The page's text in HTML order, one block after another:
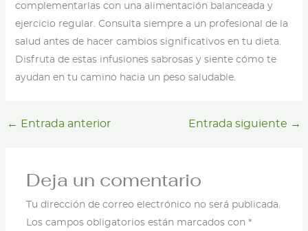
complementarlas con una alimentación balanceada y
ejercicio regular. Consulta siempre a un profesional de la
salud antes de hacer cambios significativos en tu dieta.
Disfruta de estas infusiones sabrosas y siente cómo te
ayudan en tu camino hacia un peso saludable.
← Entrada anterior Entrada siguiente →
Deja un comentario
Tu dirección de correo electrónico no será publicada.
Los campos obligatorios están marcados con *